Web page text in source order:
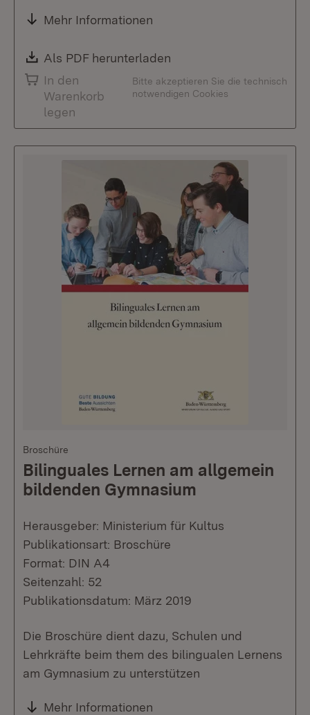
Mehr Informationen
Download:
Als PDF herunterladen
In den
Warenkorb
legen
Bitte akzeptieren Sie die technisch
notwendigen Cookies
Broschüre
Bilinguales Lernen am allgemein
bildenden Gymnasium
Herausgeber: Ministerium für Kultus
Publikationsart: Broschüre
Format: DIN A4
Seitenzahl: 52
Publikationsdatum: März 2019
Die Broschüre dient dazu, Schulen und
Lehrkräfte beim them des bilingualen Lernens
am Gymnasium zu unterstützen
Mehr Informationen